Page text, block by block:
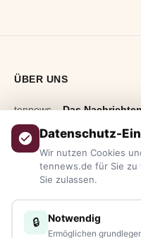
ÜBER UNS
tennews –Das
Bayern.
Aktuelle News,
aus allen Regionen,
Blaulicht, von Kultur bis
Veranstaltungen– immer
Sie haben ein Thema,
kennen eine Geschichte,
Datenschutz-
Wir nutzen Cookies
tennews.de für Sie zu
Sie zulassen.
🔒 Notwendig
Ermöglichen